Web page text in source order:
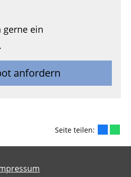
ein
anfordern
Seite teilen: